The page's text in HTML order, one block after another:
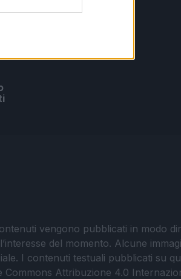
vengono pubblicati in modo
del momento. Alcune
I contenuti testuali pubblicati su
Commons Attribuzione 4.0